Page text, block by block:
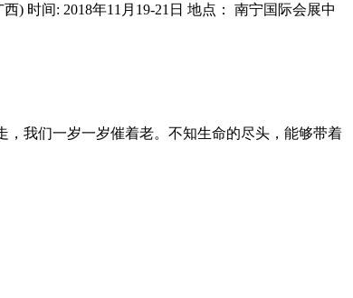
) 时间: 2018年11月19-21日 地点： 南宁国际会展中
我们一岁一岁催着老。不知生命的尽头，能够带着